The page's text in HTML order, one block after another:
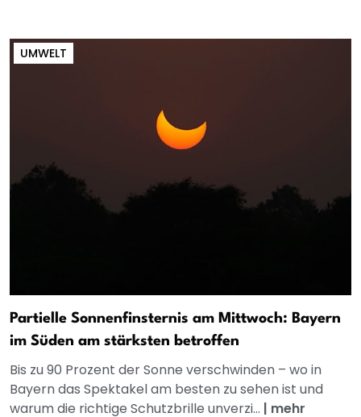
UMWELT
Partielle Sonnenfinsternis am Mittwoch: Bayern
im Süden am stärksten betroffen
Bis zu 90 Prozent der Sonne verschwinden – wo in
Bayern das Spektakel am besten zu sehen ist und
warum die richtige Schutzbrille unverzi... | mehr